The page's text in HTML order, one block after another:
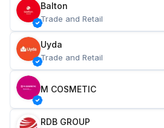
Balton
Trade and Retail
Uyda
Trade and Retail
M COSMETIC
RDB GROUP